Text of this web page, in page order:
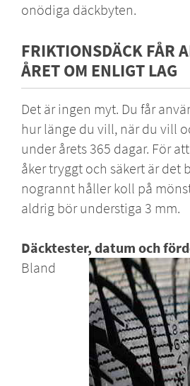
onödiga däckbyten.
FRIKTIONSDÄCK FÅR
ÅRET OM ENLIGT LAG
Det är ingen myt. Du får
hur länge du vill, när du vill
under årets 365 dagar. För
åker tryggt och säkert är det
nogrannt håller koll på
aldrig bör understiga 3 mm.
Däcktester, datum och
Bland